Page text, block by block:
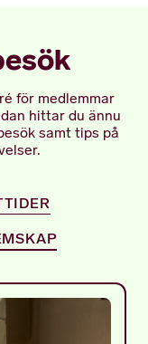
för medlemmar
hittar du ännu
samt tips på